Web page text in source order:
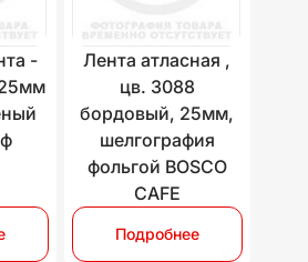
-
Лента атласная ,
цв. 3088
бордовый, 25мм,
шелгография
фольгой BOSCO
CAFE
Подробнее